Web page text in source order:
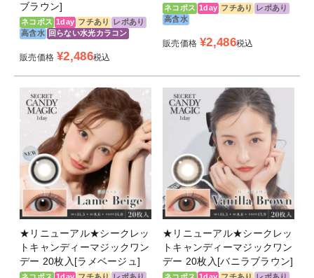
ブラウン]
ネコポス 1day フチあり
レポあり
高含水
回らない水光カラコン
販売価格 ¥2,486税込
ネコポス 1day フチあり
レポあり
高含水
販売価格 ¥2,486税込
★リニューアル★シークレッ
トキャンディーマジックワン
デー 20枚入[ラメベージュ]
★リニューアル★シークレッ
トキャンディーマジックワン
デー 20枚入[バニラブラウン]